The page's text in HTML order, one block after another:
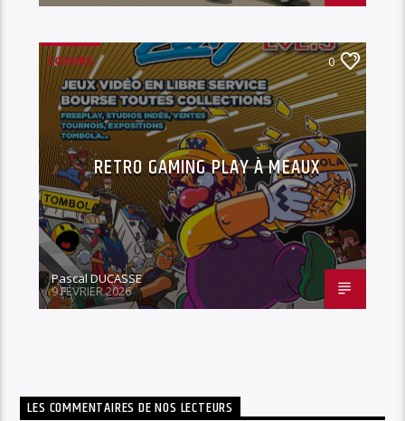
LOISIRS 0
RETRO GAMING PLAY À MEAUX
Pascal DUCASSE
9 FÉVRIER 2026
LES COMMENTAIRES DE NOS LECTEURS